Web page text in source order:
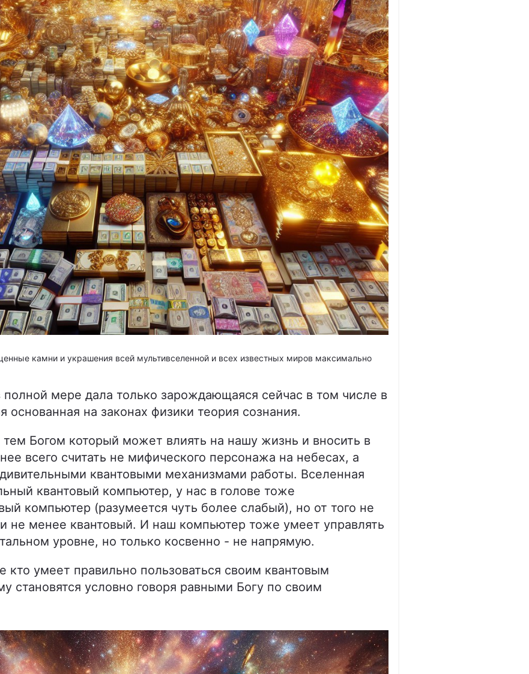
камни и украшения всей мультивселенной и всех известных миров максимально
полной мере дала только зарождающаяся сейчас в том числе в
основанная на законах физики теория сознания.
Богом который может влиять на нашу жизнь и вносить в
всего считать не мифического персонажа на небесах, а
квантовыми механизмами работы. Вселенная
квантовый компьютер, у нас в голове тоже
компьютер (разумеется чуть более слабый), но от того не
не менее квантовый. И наш компьютер тоже умеет управлять
уровне, но только косвенно - не напрямую.
кто умеет правильно пользоваться своим квантовым
становятся условно говоря равными Богу по своим